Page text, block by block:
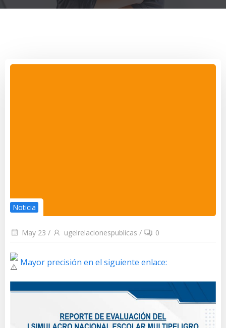
Noticia
May 23 / ugelrelacionespublicas / 0
Mayor precisión en el siguiente enlace: